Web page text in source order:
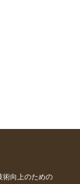
術向上のための